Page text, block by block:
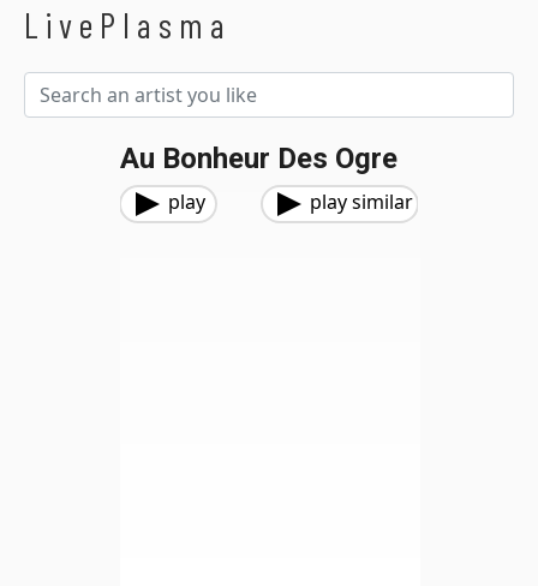
LivePlasma
Au Bonheur Des Ogre
play play similar